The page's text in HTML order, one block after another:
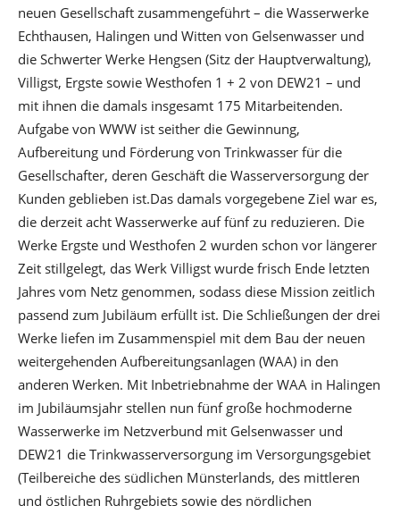
neuen Gesellschaft zusammengeführt – die Wasserwerke
Echthausen, Halingen und Witten von Gelsenwasser und
die Schwerter Werke Hengsen (Sitz der Hauptverwaltung),
Villigst, Ergste sowie Westhofen 1 + 2 von DEW21 – und
mit ihnen die damals insgesamt 175 Mitarbeitenden.
Aufgabe von WWW ist seither die Gewinnung,
Aufbereitung und Förderung von Trinkwasser für die
Gesellschafter, deren Geschäft die Wasserversorgung der
Kunden geblieben ist.Das damals vorgegebene Ziel war es,
die derzeit acht Wasserwerke auf fünf zu reduzieren. Die
Werke Ergste und Westhofen 2 wurden schon vor längerer
Zeit stillgelegt, das Werk Villigst wurde frisch Ende letzten
Jahres vom Netz genommen, sodass diese Mission zeitlich
passend zum Jubiläum erfüllt ist. Die Schließungen der drei
Werke liefen im Zusammenspiel mit dem Bau der neuen
weitergehenden Aufbereitungsanlagen (WAA) in den
anderen Werken. Mit Inbetriebnahme der WAA in Halingen
im Jubiläumsjahr stellen nun fünf große hochmoderne
Wasserwerke im Netzverbund mit Gelsenwasser und
DEW21 die Trinkwasserversorgung im Versorgungsgebiet
(Teilbereiche des südlichen Münsterlands, des mittleren
und östlichen Ruhrgebiets sowie des nördlichen